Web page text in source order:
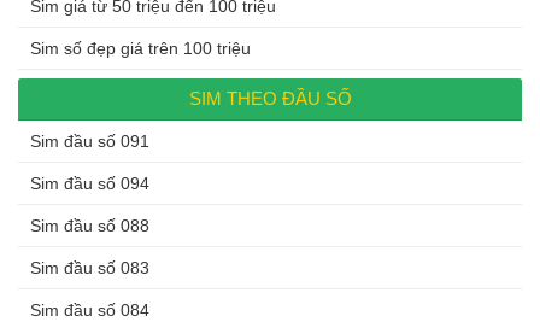
Sim giá từ 50 triệu đến 100 triệu
Sim số đẹp giá trên 100 triệu
SIM THEO ĐẦU SỐ
Sim đầu số 091
Sim đầu số 094
Sim đầu số 088
Sim đầu số 083
Sim đầu số 084